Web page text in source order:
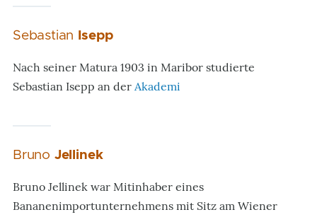
Sebastian Isepp
Nach seiner Matura 1903 in Maribor studierte
Sebastian Isepp an der Akademi
Bruno Jellinek
Bruno Jellinek war Mitinhaber eines
Bananenimportunternehmens mit Sitz am Wiener